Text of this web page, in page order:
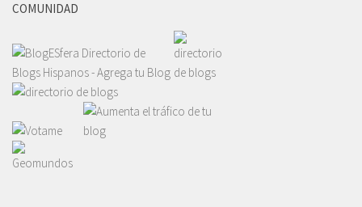
COMUNIDAD